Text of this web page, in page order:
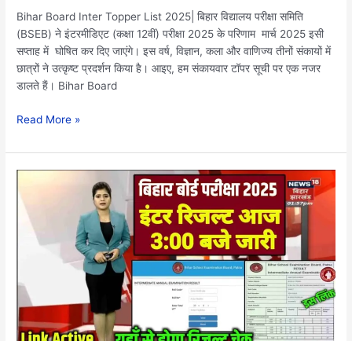
Bihar Board Inter Topper List 2025| बिहार विद्यालय परीक्षा समिति
(BSEB) ने इंटरमीडिएट (कक्षा 12वीं) परीक्षा 2025 के परिणाम मार्च 2025 इसी
सप्ताह में घोषित कर दिए जाएंगे। इस वर्ष, विज्ञान, कला और वाणिज्य तीनों संकायों में
छात्रों ने उत्कृष्ट प्रदर्शन किया है। आइए, हम संकायवार टॉपर सूची पर एक नजर
डालते हैं। Bihar Board
Read More »
Board
12th
Result
2025
बिहार
बोर्ड
12वीं
रिजल्ट